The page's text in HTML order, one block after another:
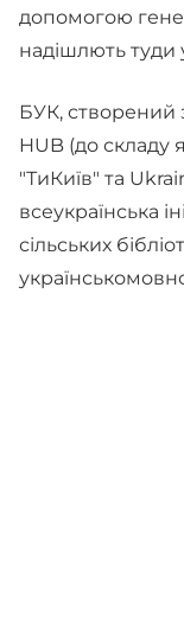
допомогою
надішлють туди
БУК, створений
HUB (до складу
"ТиКиїв" та
всеукраїнська
сільських